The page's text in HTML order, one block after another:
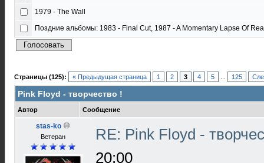
1979 - The Wall
Поздние альбомы: 1983 - Final Cut, 1987 - A Momentary Lapse Of
Страницы (125): « Предыдущая страница 1 2 3 4 5 125
Pink Floyd - творчество !
Автор Сообщение
stas-ko
Ветеран
RE: Pink Floyd -
20:00